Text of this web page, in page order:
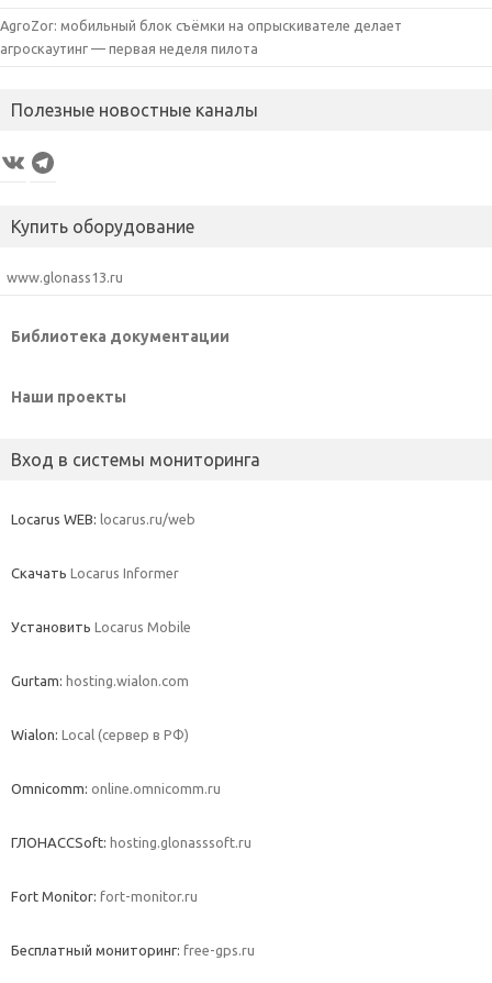
AgroZor: мобильный блок съёмки на опрыскивателе делает
агроскаутинг — первая неделя пилота
Полезные новостные каналы
VK Telegram
Купить оборудование
www.glonass13.ru
Библиотека документации
Наши проекты
Вход в системы мониторинга
Locarus WEB: locarus.ru/web
Скачать Locarus Informer
Установить Locarus Mobile
Gurtam: hosting.wialon.com
Wialon: Local (сервер в РФ)
Omnicomm: online.omnicomm.ru
ГЛОНАССSoft: hosting.glonasssoft.ru
Fort Monitor: fort-monitor.ru
Бесплатный мониторинг: free-gps.ru